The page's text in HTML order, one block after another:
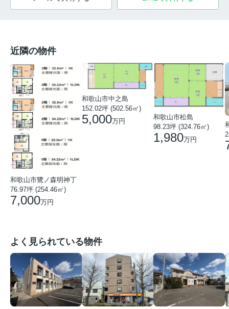
近隣の物件
和歌山市鷺ノ森明神丁
76.97坪 (254.46㎡)
7,000万円
和歌山市中之島
152.02坪 (502.56㎡)
5,000万円
和歌山市松島
98.23坪 (324.76㎡)
1,980万円
よく見られている物件